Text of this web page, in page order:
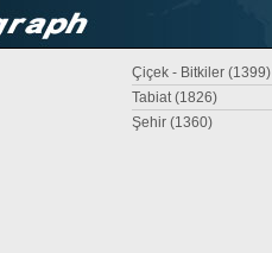
Çiçek - Bitkiler (1399)
Tabiat (1826)
Şehir (1360)